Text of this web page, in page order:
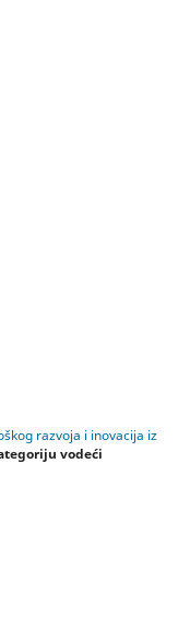
razvoja i inovacija iz
vodeći